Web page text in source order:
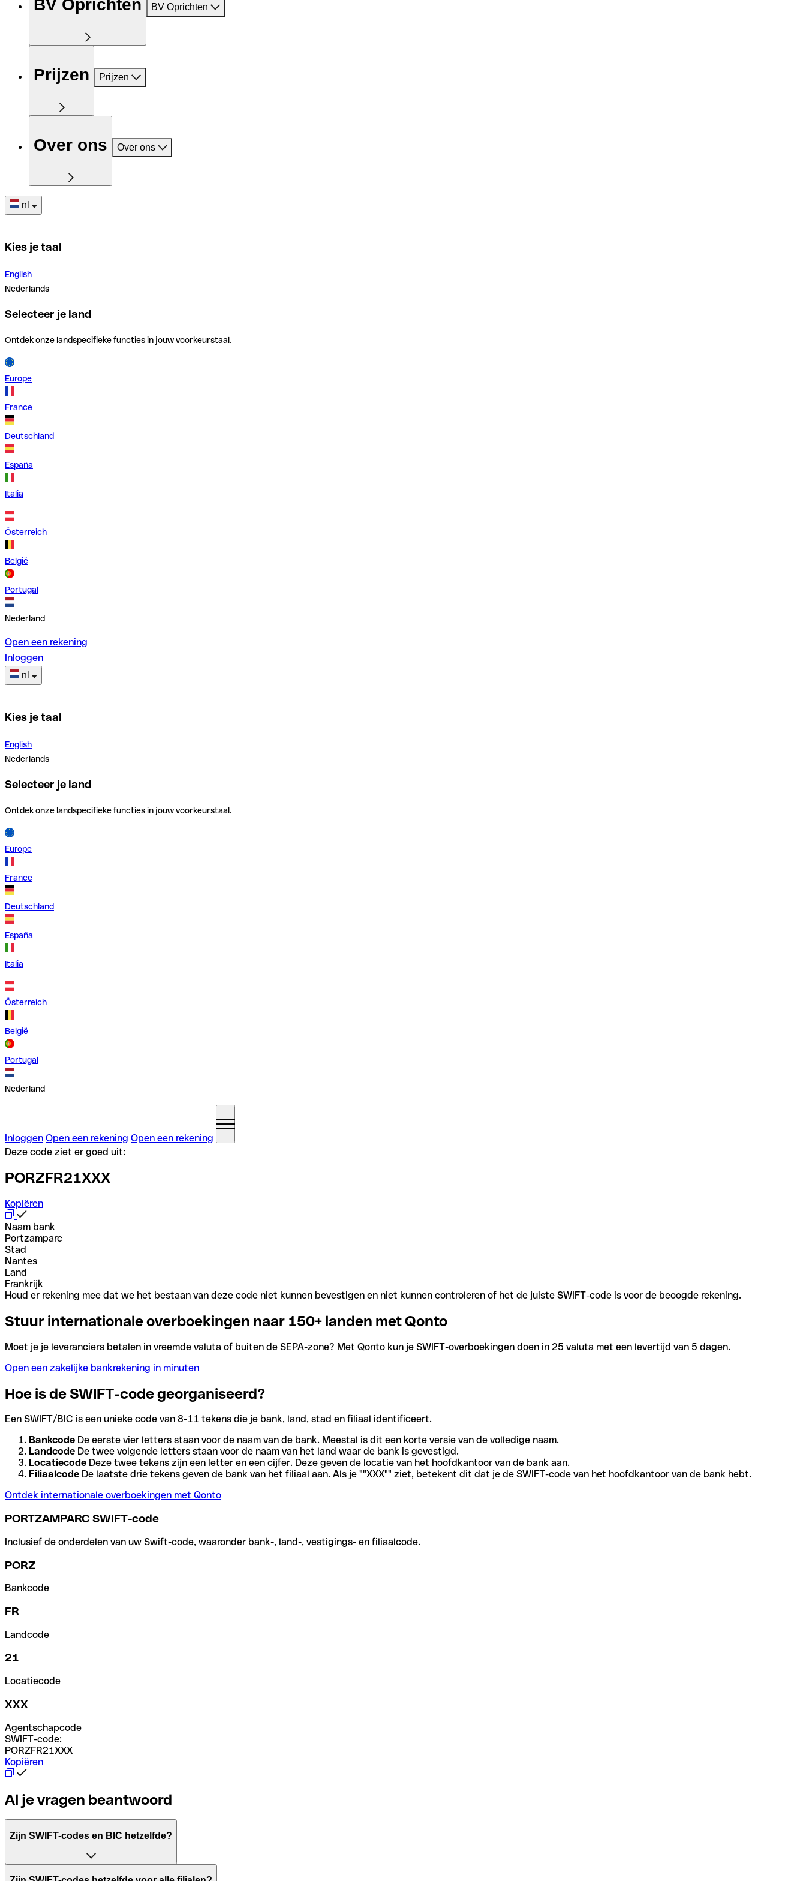
BV Oprichten BV Oprichten
Prijzen Prijzen
Over ons Over ons
nl
Kies je taal
English
Nederlands
Selecteer je land
Ontdek onze landspecifieke functies in jouw voorkeurstaal.
Europe
France
Deutschland
España
Italia
Österreich
België
Portugal
Nederland
Open een rekening
Inloggen
nl
Kies je taal
English
Nederlands
Selecteer je land
Ontdek onze landspecifieke functies in jouw voorkeurstaal.
Europe
France
Deutschland
España
Italia
Österreich
België
Portugal
Nederland
Inloggen Open een rekening Open een rekening
Deze code ziet er goed uit:
PORZFR21XXX
Kopiëren
Naam bank
Portzamparc
Stad
Nantes
Land
Frankrijk
Houd er rekening mee dat we het bestaan van deze code niet kunnen bevestigen en niet kunnen controleren of het de juiste SWIFT-code is voor de beoogde rekening.
Stuur internationale overboekingen naar 150+ landen met Qonto
Moet je je leveranciers betalen in vreemde valuta of buiten de SEPA-zone? Met Qonto kun je SWIFT-overboekingen doen in 25 valuta met een levertijd van 5 dagen.
Open een zakelijke bankrekening in minuten
Hoe is de SWIFT-code georganiseerd?
Een SWIFT/BIC is een unieke code van 8-11 tekens die je bank, land, stad en filiaal identificeert.
Bankcode De eerste vier letters staan voor de naam van de bank. Meestal is dit een korte versie van de volledige naam.
Landcode De twee volgende letters staan voor de naam van het land waar de bank is gevestigd.
Locatiecode Deze twee tekens zijn een letter en een cijfer. Deze geven de locatie van het hoofdkantoor van de bank aan.
Filiaalcode De laatste drie tekens geven de bank van het filiaal aan. Als je ""XXX"" ziet, betekent dit dat je de SWIFT-code van het hoofdkantoor van de bank hebt.
Ontdek internationale overboekingen met Qonto
PORTZAMPARC SWIFT-code
Inclusief de onderdelen van uw Swift-code, waaronder bank-, land-, vestigings- en filiaalcode.
PORZ
Bankcode
FR
Landcode
21
Locatiecode
XXX
Agentschapcode
SWIFT-code:
PORZFR21XXX
Kopiëren
Al je vragen beantwoord
Zijn SWIFT-codes en BIC hetzelfde?